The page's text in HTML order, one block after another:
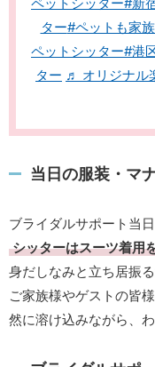
ペットシッター#新
ター#ペットも家
ペットシッター#港
ター ♬ オリジナル
当日の服装・マ
ブライダルサポート当
シッターはスーツ着用
身だしなみと立ち居振
ご家族様やゲストの皆
然に溶け込みながら、